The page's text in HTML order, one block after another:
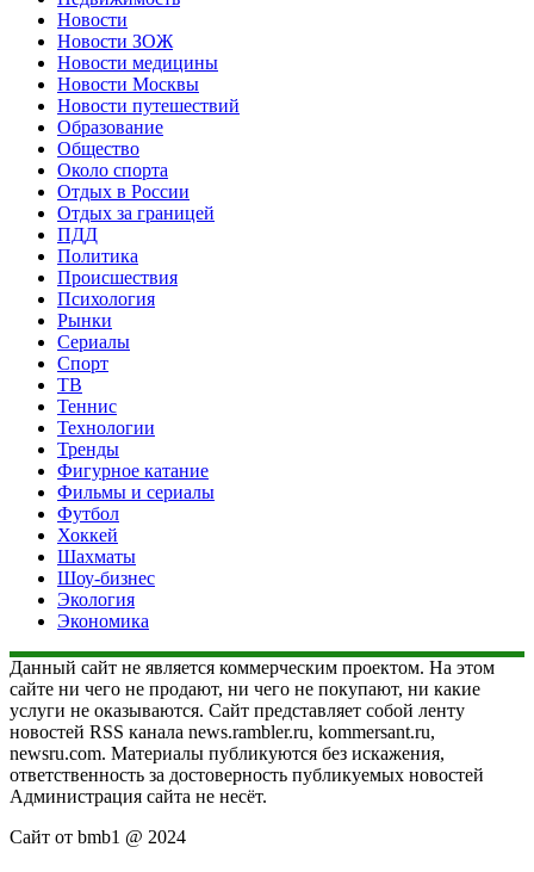
Новости
Новости ЗОЖ
Новости медицины
Новости Москвы
Новости путешествий
Образование
Общество
Около спорта
Отдых в России
Отдых за границей
ПДД
Политика
Происшествия
Психология
Рынки
Сериалы
Спорт
ТВ
Теннис
Технологии
Тренды
Фигурное катание
Фильмы и сериалы
Футбол
Хоккей
Шахматы
Шоу-бизнес
Экология
Экономика
Данный сайт не является коммерческим проектом. На этом
сайте ни чего не продают, ни чего не покупают, ни какие
услуги не оказываются. Сайт представляет собой ленту
новостей RSS канала news.rambler.ru, kommersant.ru,
newsru.com. Материалы публикуются без искажения,
ответственность за достоверность публикуемых новостей
Администрация сайта не несёт.
Сайт от bmb1 @ 2024